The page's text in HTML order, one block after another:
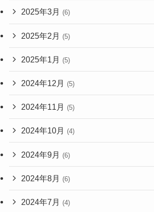
2025年3月 (6)
2025年2月 (5)
2025年1月 (5)
2024年12月 (5)
2024年11月 (5)
2024年10月 (4)
2024年9月 (6)
2024年8月 (6)
2024年7月 (4)